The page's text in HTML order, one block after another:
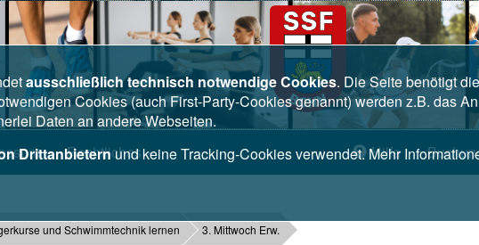
Rechtliches Hilfe
und Schwimmtechnik lernen 3. Mittwoch Erw.
ausschließlich technisch notwendige Cookies. Die Seite benötigt
Cookies (auch First-Party-Cookies genannt) werden z.B. das
Daten an andere Webseiten.
Drittanbieternund keine Tracking-Cookies verwendet. Mehr